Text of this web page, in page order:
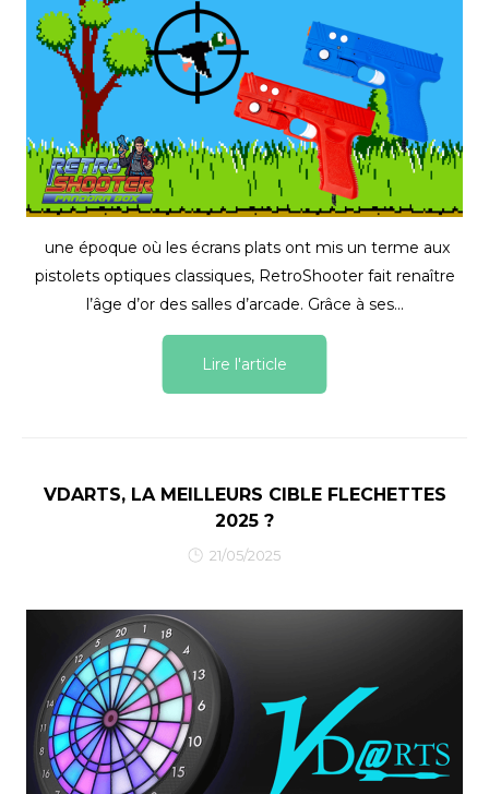
une époque où les écrans plats ont mis un terme aux
pistolets optiques classiques, RetroShooter fait renaître
l’âge d’or des salles d’arcade. Grâce à ses...
Lire l'article
VDARTS, LA MEILLEURS CIBLE FLECHETTES
2025 ?
21/05/2025